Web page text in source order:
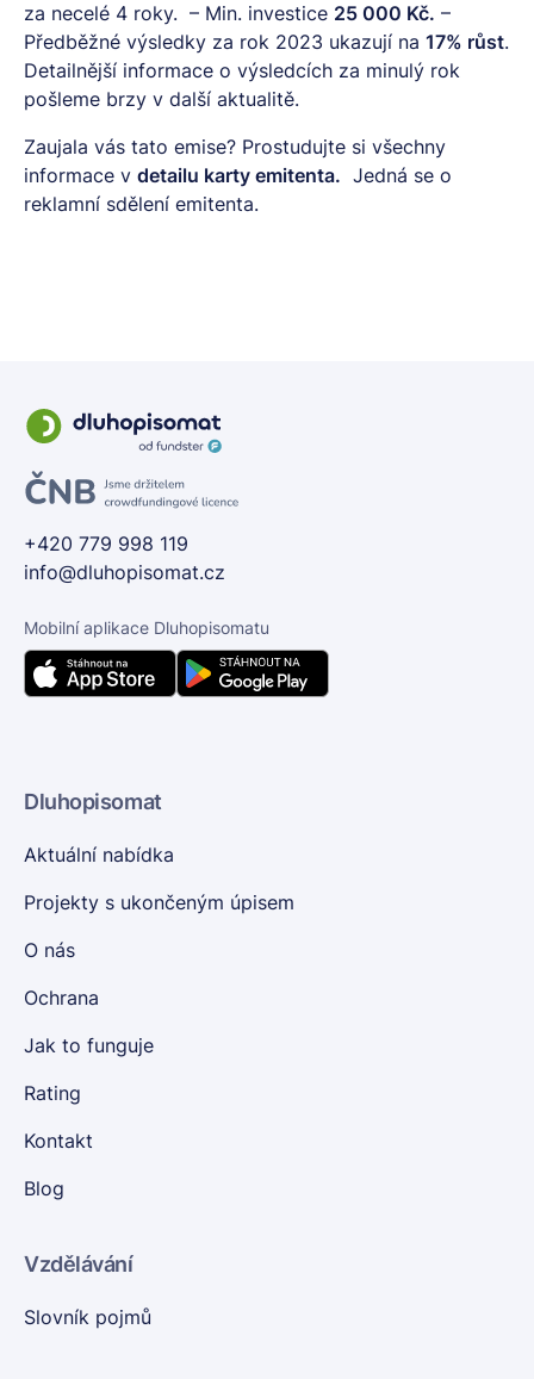
za necelé 4 roky. – Min. investice 25 000 Kč. –
Předběžné výsledky za rok 2023 ukazují na 17% růst.
Detailnější informace o výsledcích za minulý rok
pošleme brzy v další aktualitě.
Zaujala vás tato emise? Prostudujte si všechny
informace v detailu karty emitenta. Jedná se o
reklamní sdělení emitenta.
+420 779 998 119
info@dluhopisomat.cz
Mobilní aplikace Dluhopisomatu
Dluhopisomat
Aktuální nabídka
Projekty s ukončeným úpisem
O nás
Ochrana
Jak to funguje
Rating
Kontakt
Blog
Vzdělávání
Slovník pojmů